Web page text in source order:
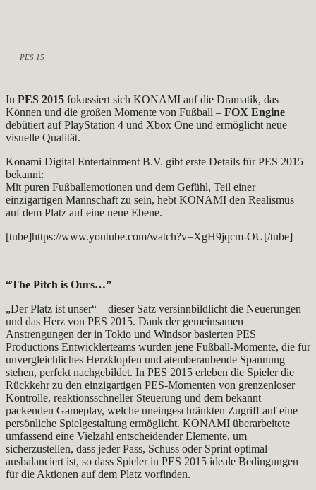
PES 15
In PES 2015 fokussiert sich KONAMI auf die Dramatik, das
Können und die großen Momente von Fußball – FOX Engine
debütiert auf PlayStation 4 und Xbox One und ermöglicht neue
visuelle Qualität.
Konami Digital Entertainment B.V. gibt erste Details für PES 2015
bekannt:
Mit puren Fußballemotionen und dem Gefühl, Teil einer
einzigartigen Mannschaft zu sein, hebt KONAMI den Realismus
auf dem Platz auf eine neue Ebene.
[tube]https://www.youtube.com/watch?v=XgH9jqcm-OU[/tube]
“The Pitch is Ours…”
„Der Platz ist unser“ – dieser Satz versinnbildlicht die Neuerungen
und das Herz von PES 2015. Dank der gemeinsamen
Anstrengungen der in Tokio und Windsor basierten PES
Productions Entwicklerteams wurden jene Fußball-Momente, die für
unvergleichliches Herzklopfen und atemberaubende Spannung
stehen, perfekt nachgebildet. In PES 2015 erleben die Spieler die
Rückkehr zu den einzigartigen PES-Momenten von grenzenloser
Kontrolle, reaktionsschneller Steuerung und dem bekannt
packenden Gameplay, welche uneingeschränkten Zugriff auf eine
persönliche Spielgestaltung ermöglicht. KONAMI überarbeitete
umfassend eine Vielzahl entscheidender Elemente, um
sicherzustellen, dass jeder Pass, Schuss oder Sprint optimal
ausbalanciert ist, so dass Spieler in PES 2015 ideale Bedingungen
für die Aktionen auf dem Platz vorfinden.